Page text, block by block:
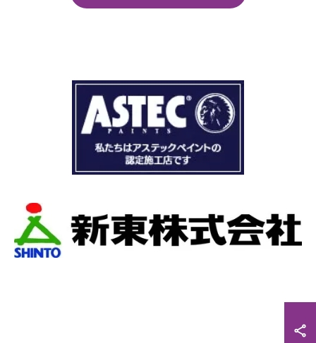
くことができました。
瓦の劣化がだいぶ進んでいて所々でヒビや1箇所
穴が空いているのもわりました。
本当は屋根全部を変えたいところでしたが、こ
の先10数年で住み替え予定なので瓦の差し替え
をお願いしました。
作業です。
当初夕方４時頃終了予定が、家にあった予備の
瓦まで使って瓦を差し替えてもらったので薄暗
くなるまで頑張っていただき頭の下がる思いで